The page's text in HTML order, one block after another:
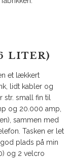
LITER)
et lækkert
lidt kabler og
str. small fin til
og 20.000 amp,
sammen med
Tasken er let
plads på min
og 2 velcro